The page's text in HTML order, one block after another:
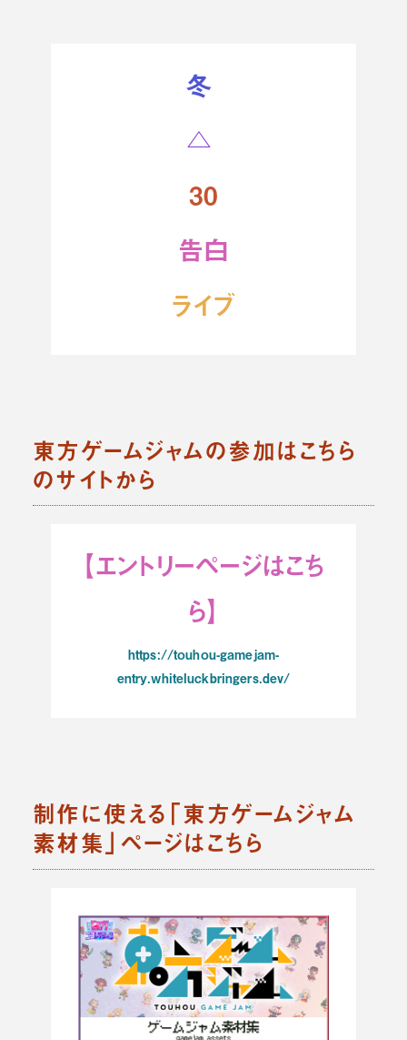
冬
△
30
告白
ライブ
東方ゲームジャムの参加はこちら
のサイトから
【エントリーページはこち
ら】
https://touhou-gamejam-
entry.whiteluckbringers.dev/
制作に使える「東方ゲームジャム
素材集」ページはこちら